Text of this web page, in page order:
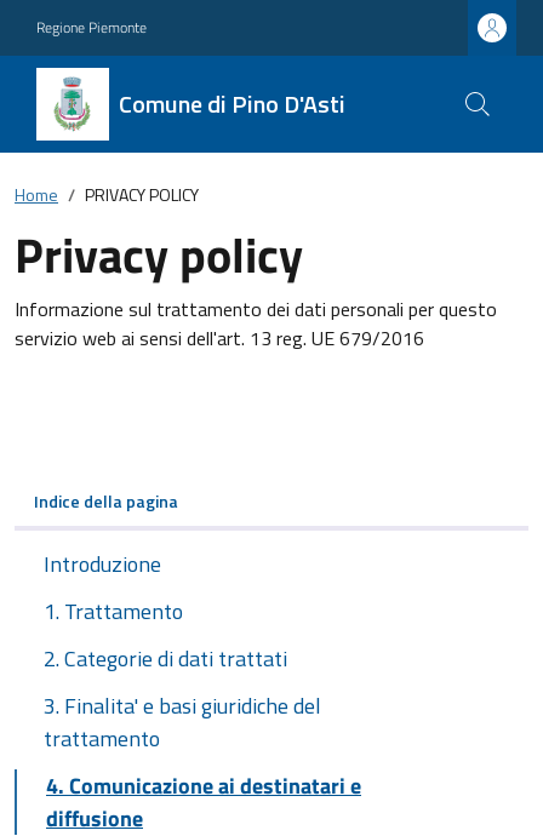
Regione Piemonte
Comune di Pino D'Asti
Home PRIVACY POLICY
Privacy policy
Informazione sul trattamento dei dati personali per questo
servizio web ai sensi dell'art. 13 reg. UE 679/2016
Indice della pagina
Introduzione
1. Trattamento
2. Categorie di dati trattati
3. Finalita' e basi giuridiche del
trattamento
4. Comunicazione ai destinatari e
diffusione